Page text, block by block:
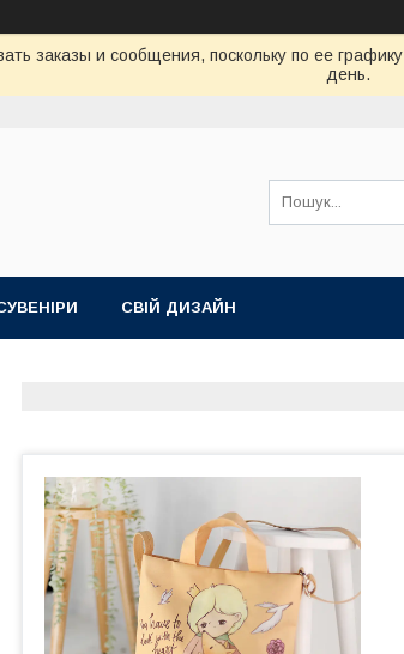
заказы и сообщения, поскольку по ее
день.
СВІЙ ДИЗАЙН